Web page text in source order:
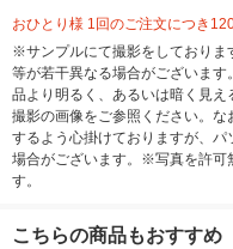
おひとり様 1回のご注文につき
※サンプルにて撮影をしておりま
等が若干異なる場合がございま
品より明るく、あるいは暗く見
撮影の画像をご参照ください。
するよう心掛けておりますが、
場合がございます。※写真を許可
す。
こちらの商品もおすすめ